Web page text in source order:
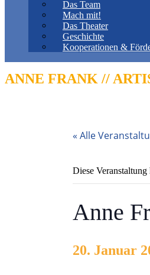
Das Team
Mach mit!
Das Theater
Geschichte
Kooperationen &
ANNE FRANK //
« Alle
Diese Veranstaltung
Anne
20. Januar